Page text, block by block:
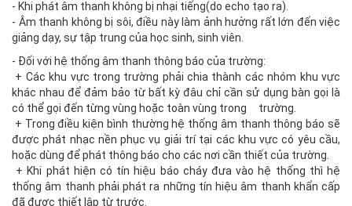
- Khi phát âm thanh không bị nhại tiếng(do echo tạo ra).
- Âm thanh không bị sôi, điều này làm ảnh hưởng rất lớn đến việc
giảng dạy, sự tập trung của học sinh, sinh viên.
- Đối với hệ thống âm thanh thông báo của trường:
+ Các khu vực trong trường phải chia thành các nhóm khu vực
khác nhau để đảm bảo từ bất kỳ đâu chỉ cần sử dụng bàn gọi là
có thể gọi đến từng vùng hoặc toàn vùng trong trường.
+ Trong điều kiện bình thường hệ thống âm thanh thông báo sẽ
được phát nhạc nền phục vụ giải trí tại các khu vực có yêu cầu,
hoặc dùng để phát thông báo cho các nơi cần thiết của trường.
+ Khi phát hiện có tín hiệu báo cháy đưa vào hệ thống thì hệ
thống âm thanh phải phát ra những tín hiệu âm thanh khẩn cấp
đã được thiết lập từ trước.